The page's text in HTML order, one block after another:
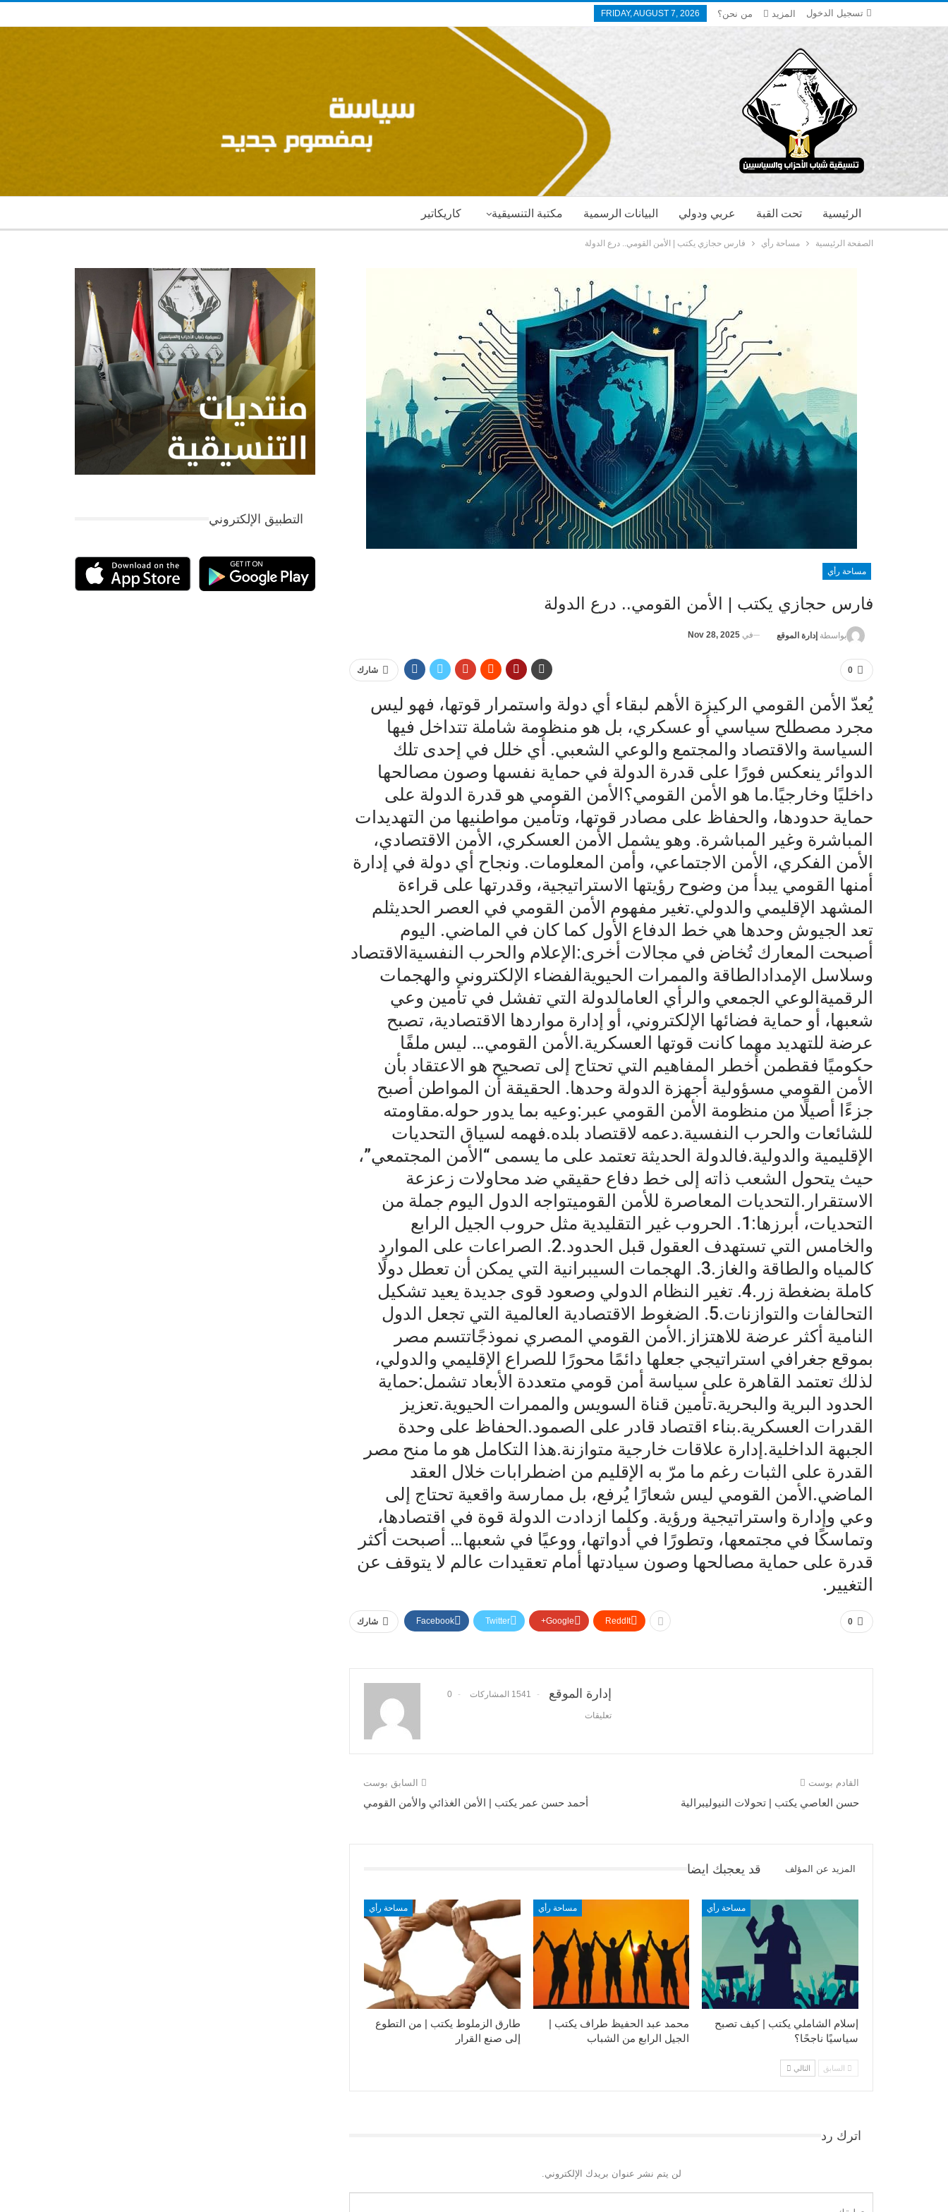
تسجيل الدخول FRIDAY, AUGUST 7, 2026 من نحن؟ المزيد
كاريكاتير مكتبة التنسيقية البيانات الرسمية عربي ودولي تحت القبة الرئيسية
الصفحة الرئيسية مساحة رأي فارس حجازي يكتب | الأمن القومي.. درع الدولة
مساحة رأي
فارس حجازي يكتب | الأمن القومي.. درع الدولة
بواسطة إدارة الموقع في Nov 28, 2025
0 شارك
يُعدّ الأمن القومي الركيزة الأهم لبقاء أي دولة واستمرار قوتها، فهو ليس
مجرد مصطلح سياسي أو عسكري، بل هو منظومة شاملة تتداخل فيها
السياسة والاقتصاد والمجتمع والوعي الشعبي. أي خلل في إحدى تلك
الدوائر ينعكس فورًا على قدرة الدولة في حماية نفسها وصون مصالحها
داخليًا وخارجيًا.ما هو الأمن القومي؟الأمن القومي هو قدرة الدولة على
حماية حدودها، والحفاظ على مصادر قوتها، وتأمين مواطنيها من التهديدات
المباشرة وغير المباشرة. وهو يشمل الأمن العسكري، الأمن الاقتصادي،
الأمن الفكري، الأمن الاجتماعي، وأمن المعلومات. ونجاح أي دولة في إدارة
أمنها القومي يبدأ من وضوح رؤيتها الاستراتيجية، وقدرتها على قراءة
المشهد الإقليمي والدولي.تغير مفهوم الأمن القومي في العصر الحديثلم
تعد الجيوش وحدها هي خط الدفاع الأول كما كان في الماضي. اليوم
أصبحت المعارك تُخاض في مجالات أخرى:الإعلام والحرب النفسيةالاقتصاد
وسلاسل الإمدادالطاقة والممرات الحيويةالفضاء الإلكتروني والهجمات
الرقميةالوعي الجمعي والرأي العامالدولة التي تفشل في تأمين وعي
شعبها، أو حماية فضائها الإلكتروني، أو إدارة مواردها الاقتصادية، تصبح
عرضة للتهديد مهما كانت قوتها العسكرية.الأمن القومي… ليس ملفًا
حكوميًا فقطمن أخطر المفاهيم التي تحتاج إلى تصحيح هو الاعتقاد بأن
الأمن القومي مسؤولية أجهزة الدولة وحدها. الحقيقة أن المواطن أصبح
جزءًا أصيلًا من منظومة الأمن القومي عبر:وعيه بما يدور حوله.مقاومته
للشائعات والحرب النفسية.دعمه لاقتصاد بلده.فهمه لسياق التحديات
الإقليمية والدولية.فالدولة الحديثة تعتمد على ما يسمى “الأمن المجتمعي”،
حيث يتحول الشعب ذاته إلى خط دفاع حقيقي ضد محاولات زعزعة
الاستقرار.التحديات المعاصرة للأمن القوميتواجه الدول اليوم جملة من
التحديات، أبرزها:1. الحروب غير التقليدية مثل حروب الجيل الرابع
والخامس التي تستهدف العقول قبل الحدود.2. الصراعات على الموارد
كالمياه والطاقة والغاز.3. الهجمات السيبرانية التي يمكن أن تعطل دولًا
كاملة بضغطة زر.4. تغير النظام الدولي وصعود قوى جديدة يعيد تشكيل
التحالفات والتوازنات.5. الضغوط الاقتصادية العالمية التي تجعل الدول
النامية أكثر عرضة للاهتزاز.الأمن القومي المصري نموذجًاتتسم مصر
بموقع جغرافي استراتيجي جعلها دائمًا محورًا للصراع الإقليمي والدولي،
لذلك تعتمد القاهرة على سياسة أمن قومي متعددة الأبعاد تشمل:حماية
الحدود البرية والبحرية.تأمين قناة السويس والممرات الحيوية.تعزيز
القدرات العسكرية.بناء اقتصاد قادر على الصمود.الحفاظ على وحدة
الجبهة الداخلية.إدارة علاقات خارجية متوازنة.هذا التكامل هو ما منح مصر
القدرة على الثبات رغم ما مرّ به الإقليم من اضطرابات خلال العقد
الماضي.الأمن القومي ليس شعارًا يُرفع، بل ممارسة واقعية تحتاج إلى
وعي وإدارة واستراتيجية ورؤية. وكلما ازدادت الدولة قوة في اقتصادها،
وتماسكًا في مجتمعها، وتطورًا في أدواتها، ووعيًا في شعبها… أصبحت أكثر
قدرة على حماية مصالحها وصون سيادتها أمام تعقيدات عالم لا يتوقف عن
التغيير.
0 شارك Facebook Twitter Google+ ReddIt
إدارة الموقع 1541 المشاركات 0
تعليقات
السابق بوست
أحمد حسن عمر يكتب | الأمن الغذائي والأمن القومي
القادم بوست
حسن العاصي يكتب | تحولات النيوليبرالية
قد يعجبك ايضا المزيد عن المؤلف
مساحة رأي
طارق الزملوط يكتب | من التطوع
إلى صنع القرار
مساحة رأي
محمد عبد الحفيظ طراف يكتب |
الجيل الرابع من الشباب
مساحة رأي
إسلام الشاملي يكتب | كيف تصبح
سياسيًا ناجحًا؟
السابق التالي
اترك رد
لن يتم نشر عنوان بريدك الإلكتروني.
التطبيق الإلكتروني